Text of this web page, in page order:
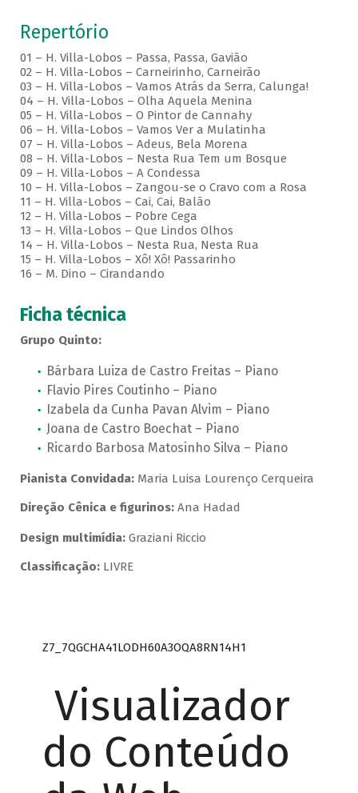
Repertório
01 – H. Villa-Lobos – Passa, Passa, Gavião
02 – H. Villa-Lobos – Carneirinho, Carneirão
03 – H. Villa-Lobos – Vamos Atrás da Serra, Calunga!
04 – H. Villa-Lobos – Olha Aquela Menina
05 – H. Villa-Lobos – O Pintor de Cannahy
06 – H. Villa-Lobos – Vamos Ver a Mulatinha
07 – H. Villa-Lobos – Adeus, Bela Morena
08 – H. Villa-Lobos – Nesta Rua Tem um Bosque
09 – H. Villa-Lobos – A Condessa
10 – H. Villa-Lobos – Zangou-se o Cravo com a Rosa
11 – H. Villa-Lobos – Cai, Cai, Balão
12 – H. Villa-Lobos – Pobre Cega
13 – H. Villa-Lobos – Que Lindos Olhos
14 – H. Villa-Lobos – Nesta Rua, Nesta Rua
15 – H. Villa-Lobos – Xô! Xô! Passarinho
16 – M. Dino – Cirandando
Ficha técnica
Grupo Quinto:
Bárbara Luiza de Castro Freitas – Piano
Flavio Pires Coutinho – Piano
Izabela da Cunha Pavan Alvim – Piano
Joana de Castro Boechat – Piano
Ricardo Barbosa Matosinho Silva – Piano
Pianista Convidada: Maria Luisa Lourenço Cerqueira
Direção Cênica e figurinos:Ana Hadad
Design multimídia:Graziani Riccio
Classificação:LIVRE
Z7_7QGCHA41LODH60A3OQA8RN14H1
Visualizador
do Conteúdo